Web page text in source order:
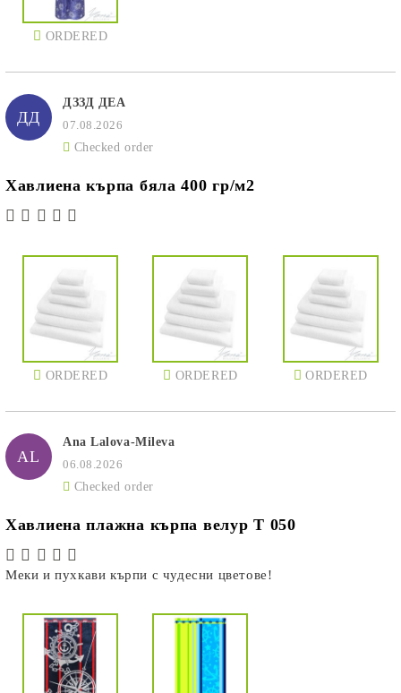
ORDERED
ДД
ДЗЗД ДЕА
07.08.2026
Checked order
Хавлиена кърпа бяла 400 гр/м2
ORDERED ORDERED ORDERED
AL
Ana Lalova-Mileva
06.08.2026
Checked order
Хавлиена плажна кърпа велур Т 050
Меки и пухкави кърпи с чудесни цветове!